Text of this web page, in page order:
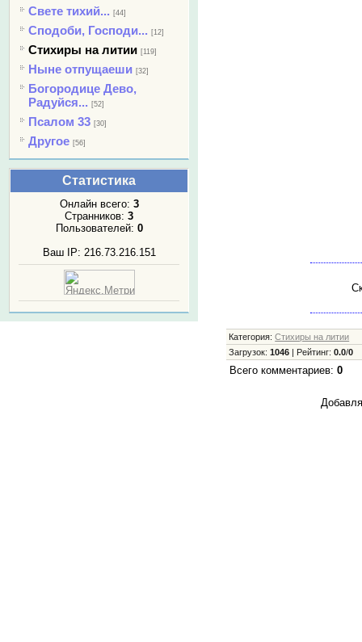
Свете тихий... [44]
Сподоби, Господи... [12]
Стихиры на литии [119]
Ныне отпущаеши [32]
Богородице Дево,
Радуйся... [52]
Псалом 33 [30]
Другое [56]
Статистика
Онлайн всего: 3
Странников: 3
Пользователей: 0
Ваш IP: 216.73.216.151
Категория:Стихиры на литии
Загрузок:1046 Рейтинг:0.0/0
Всего комментариев: 0